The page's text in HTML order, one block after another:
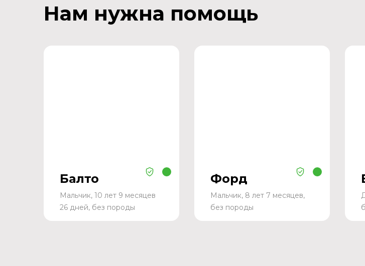
Нам нужна помощь
Балто
Мальчик, 10 лет 9 месяцев
26 дней, без породы
Форд
Мальчик, 8 лет 7 месяцев,
без породы